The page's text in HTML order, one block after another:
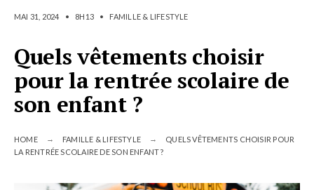
MAI 31, 2024 • 8H13 • FAMILLE & LIFESTYLE
Quels vêtements choisir
pour la rentrée scolaire de
son enfant ?
HOME FAMILLE & LIFESTYLE
QUELS VÊTEMENTS CHOISIR POUR
LA RENTRÉE SCOLAIRE DE SON ENFANT ?